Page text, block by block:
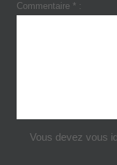
Commentaire * :
Vous devez vous